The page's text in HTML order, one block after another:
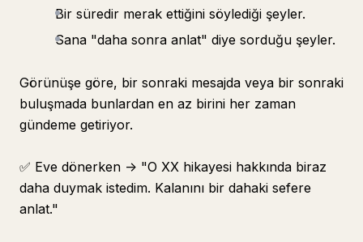
Bir süredir merak ettiğini söylediği şeyler.
Sana "daha sonra anlat" diye sorduğu şeyler.
Görünüşe göre, bir sonraki mesajda veya bir sonraki
buluşmada bunlardan en az birini her zaman
gündeme getiriyor.
✅ Eve dönerken -> "O XX hikayesi hakkında biraz
daha duymak istedim. Kalanını bir dahaki sefere
anlat."